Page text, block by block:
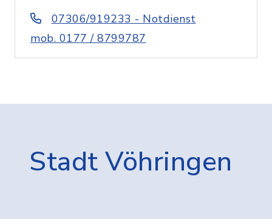
07306/919233 - Notdienst
mob. 0177 / 8799787
Stadt Vöhringen